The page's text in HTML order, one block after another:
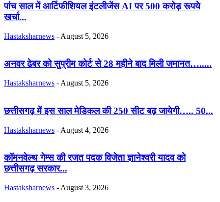
पांच साल में आर्टिफीशियल इंटलीजेंस AI पर 500 करोड़ रूपये
खर्चा...
Hastaksharnews - August 5, 2026
अनवर ढेबर को सुप्रीम कोर्ट से 28 महीने बाद मिली जमानत….....
Hastaksharnews - August 5, 2026
छत्तीसगढ़ में इस साल मेडिकल की 250 सीट बढ़ जायेगी….. 50...
Hastaksharnews - August 4, 2026
कॉमनवेल्थ गेम्स की रजत पदक विजेता ज्ञानेश्वरी यादव को
छत्तीसगढ़ सरकार...
Hastaksharnews - August 3, 2026